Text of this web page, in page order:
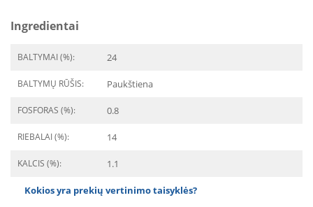
Ingredientai
BALTYMAI (%): 24
BALTYMŲ RŪŠIS: Paukštiena
FOSFORAS (%): 0.8
RIEBALAI (%): 14
KALCIS (%): 1.1
Kokios yra prekių vertinimo taisyklės?